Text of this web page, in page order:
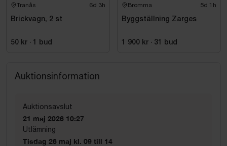
Tranås 6d 3h
Brickvagn, 2 st
50 kr · 1 bud
Bromma 5d 1h
Byggställning Zarges
1 900 kr · 31 bud
Auktionsinformation
Auktionsavslut
21 maj 2026 10:27
Utlämning
Tisdag 26 maj kl. 09 till 14